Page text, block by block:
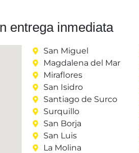
entrega inmediata
San Miguel
Magdalena del Mar
Miraflores
San Isidro
Santiago de Surco
Surquillo
San Borja
San Luis
La Molina